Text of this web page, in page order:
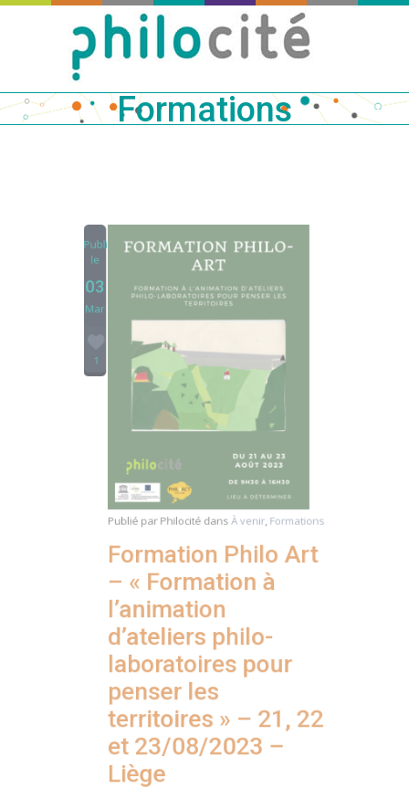
Formations
03
Publié parPhilocitédansÀ venir,Formations
Formation Philo Art
– « Formation à
l’animation
d’ateliers philo-
laboratoires pour
penser les
territoires » – 21, 22
et 23/08/2023 –
Liège